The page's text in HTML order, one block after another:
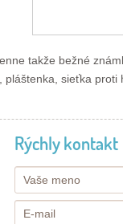
takže bežné
sieťka
Rýchly kontakt